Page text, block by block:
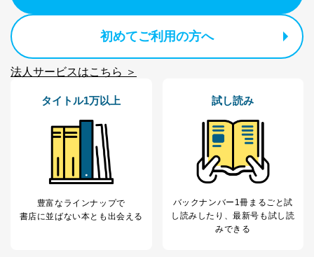
ービス等をご利用
の方の個人情報
ｅメール等による商品、サービ
ス、キャンペーン等の広告の案内
個人が特定できない形で取得した
閲覧履歴や購買履歴等の情報を分
析して、趣味・嗜好に
応じた新商品・サービスに関する
2
当社にお問合わせ
いただいた方の個
お問い合わせ対応、トラブル対
処、オペレーター教育など応対品
初めてご利用の方へ
法人サービスはこちら ＞
タイトル1万以上
豊富なラインナップで
書店に並ばない本とも出会える
試し読み
バックナンバー1冊まるごと試
し読み したり、最新号も試し読
みできる